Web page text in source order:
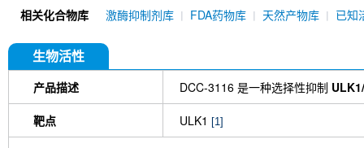
相关化合物库
激酶抑制剂库 FDA药物库 天然产物库 已知
生物活性
产品描述 DCC-3116 是一种选择性抑制
靶点 ULK1 [1]